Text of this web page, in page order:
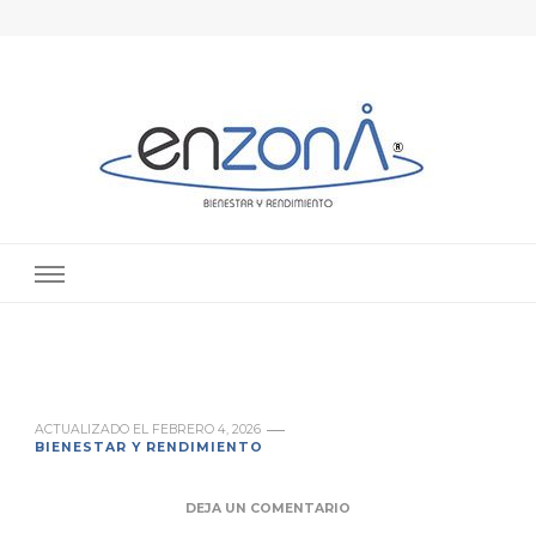
ACTUALIZADO EL FEBRERO 4, 2026
BIENESTAR Y RENDIMIENTO
DEJA UN COMENTARIO